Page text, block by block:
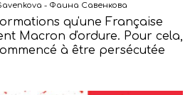
- Фаина Савенкова
qu'une Française
Macron d'ordure. Pour cela,
à être persécutée